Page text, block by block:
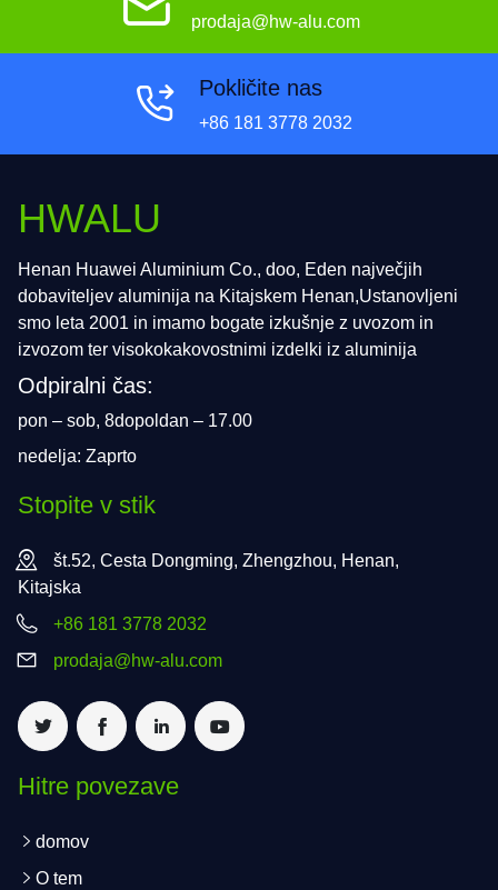
prodaja@hw-alu.com
Pokličite nas
+86 181 3778 2032
HWALU
Henan Huawei Aluminium Co., doo, Eden največjih
dobaviteljev aluminija na Kitajskem Henan,Ustanovljeni
smo leta 2001 in imamo bogate izkušnje z uvozom in
izvozom ter visokokakovostnimi izdelki iz aluminija
Odpiralni čas:
pon – sob, 8dopoldan – 17.00
nedelja: Zaprto
Stopite v stik
št.52, Cesta Dongming, Zhengzhou, Henan,
Kitajska
+86 181 3778 2032
prodaja@hw-alu.com
Hitre povezave
domov
O tem